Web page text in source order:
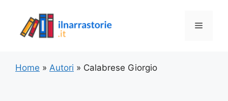
contenuto
Menu
Home » Autori » Calabrese Giorgio